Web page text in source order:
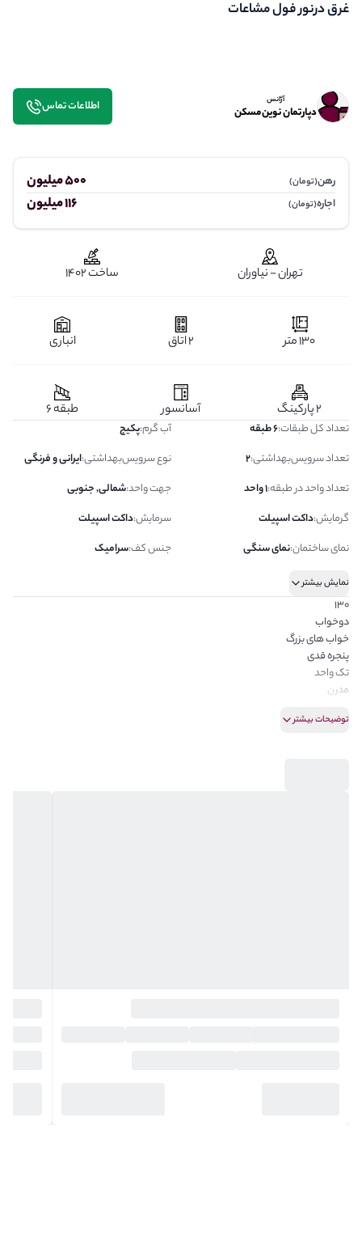
غرق درنور فول مشاعات
رهن(تومان) 500 میلیون
اجاره(تومان) 116 میلیون
آژانس
دپارتمان نوین مسکن اطلاعات تماس
تهران - نیاوران ساخت 1402
130 متر 2 اتاق انباری
2 پارکینگ آسانسور طبقه 6
تعداد کل طبقات:6 طبقه آب گرم:پکیج
تعداد سرویس‌بهداشتی:
2 نوع سرویس‌بهداشتی:ایرانی و فرنگی
تعداد واحد در طبقه:1 واحد جهت واحد:شمالی, جنوبی
گرمایش:داکت اسپیلت سرمایش:داکت اسپیلت
نمای ساختمان:نمای سنگی جنس کف:سرامیک
نمایش بیشتر
130
دوخواب
خواب های بزرگ
پنجره قدی
تک واحد
مدرن
سالن بدون پرتی
توضیحات بیشتر